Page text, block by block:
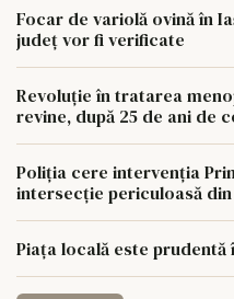
Focar de variolă ovină în
județ vor fi verificate
Revoluție în tratarea
revine, după 25 de ani de
Poliția cere intervenția
intersecție periculoasă
Piața locală este